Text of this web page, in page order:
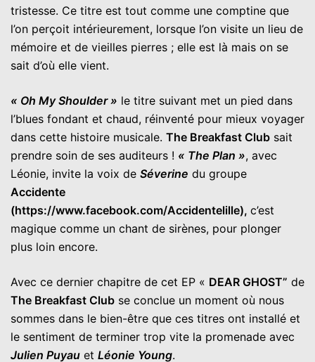
tristesse. Ce titre est tout comme une comptine que
l’on perçoit intérieurement, lorsque l’on visite un lieu de
mémoire et de vieilles pierres ; elle est là mais on se
sait d’où elle vient.
« Oh My Shoulder » le titre suivant met un pied dans
l’blues fondant et chaud, réinventé pour mieux voyager
dans cette histoire musicale. The Breakfast Club sait
prendre soin de ses auditeurs ! « The Plan », avec
Léonie, invite la voix de Séverine du groupe
Accidente
(https://www.facebook.com/Accidentelille), c’est
magique comme un chant de sirènes, pour plonger
plus loin encore.
Avec ce dernier chapitre de cet EP « DEAR GHOST” de
The Breakfast Club se conclue un moment où nous
sommes dans le bien-être que ces titres ont installé et
le sentiment de terminer trop vite la promenade avec
Julien Puyau et Léonie Young.